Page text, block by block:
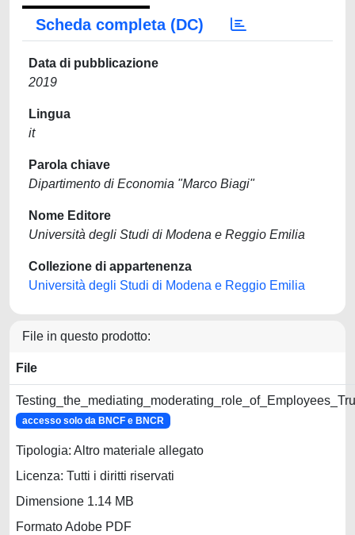
Scheda completa (DC)
Data di pubblicazione
2019
Lingua
it
Parola chiave
Dipartimento di Economia "Marco Biagi"
Nome Editore
Università degli Studi di Modena e Reggio Emilia
Collezione di appartenenza
Università degli Studi di Modena e Reggio Emilia
File in questo prodotto:
File
accesso solo da BNCF e BNCR
Tipologia: Altro materiale allegato
Licenza: Tutti i diritti riservati
Dimensione 1.14 MB
Formato Adobe PDF